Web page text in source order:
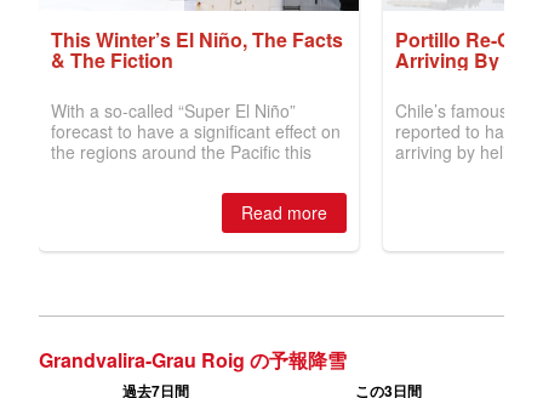
Grandvalira-Grau Roig の予報降雪
過去7日間 この3日間